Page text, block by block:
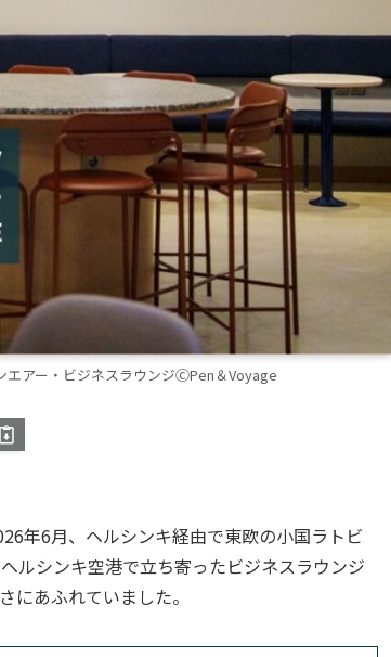
エアー・ビジネスラウンジⒸPen＆Voyage
年6月、ヘルシンキ経由で東欧の小国ラトビ
ルシンキ空港で立ち寄ったビジネスラウンジ
にあふれていました。